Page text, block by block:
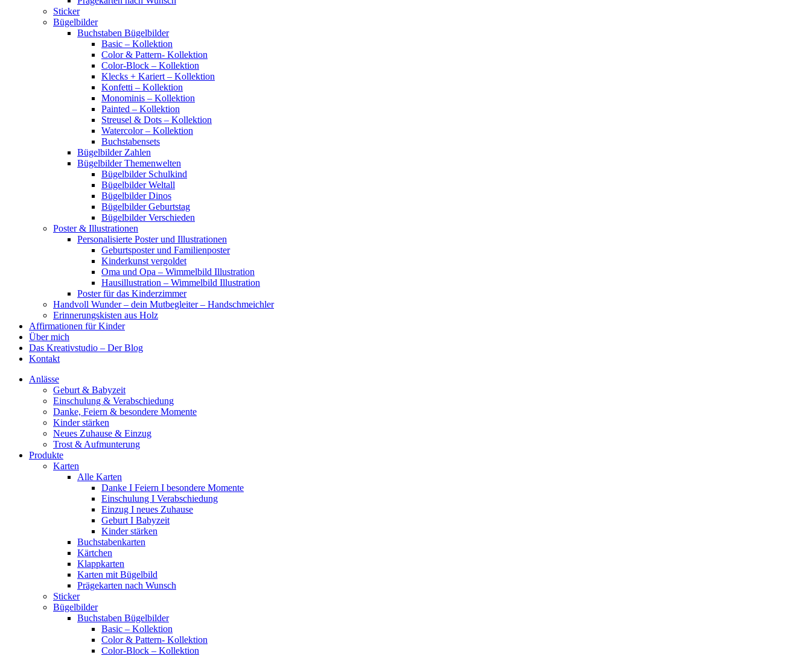
Sticker
Bügelbilder
Buchstaben Bügelbilder
Basic – Kollektion
Color & Pattern- Kollektion
Color-Block – Kollektion
Klecks + Kariert – Kollektion
Konfetti – Kollektion
Monominis – Kollektion
Painted – Kollektion
Streusel & Dots – Kollektion
Watercolor – Kollektion
Buchstabensets
Bügelbilder Zahlen
Bügelbilder Themenwelten
Bügelbilder Schulkind
Bügelbilder Weltall
Bügelbilder Dinos
Bügelbilder Geburtstag
Bügelbilder Verschieden
Poster & Illustrationen
Personalisierte Poster und Illustrationen
Geburtsposter und Familienposter
Kinderkunst vergoldet
Oma und Opa – Wimmelbild Illustration
Hausillustration – Wimmelbild Illustration
Poster für das Kinderzimmer
Handvoll Wunder – dein Mutbegleiter – Handschmeichler
Erinnerungskisten aus Holz
Affirmationen für Kinder
Über mich
Das Kreativstudio – Der Blog
Kontakt
Anlässe
Geburt & Babyzeit
Einschulung & Verabschiedung
Danke, Feiern & besondere Momente
Kinder stärken
Neues Zuhause & Einzug
Trost & Aufmunterung
Produkte
Karten
Alle Karten
Danke I Feiern I besondere Momente
Einschulung I Verabschiedung
Einzug I neues Zuhause
Geburt I Babyzeit
Kinder stärken
Buchstabenkarten
Kärtchen
Klappkarten
Karten mit Bügelbild
Prägekarten nach Wunsch
Sticker
Bügelbilder
Buchstaben Bügelbilder
Basic – Kollektion
Color & Pattern- Kollektion
Color-Block – Kollektion